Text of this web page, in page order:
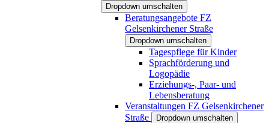
Dropdown umschalten
Beratungsangebote FZ
Gelsenkirchener Straße
Dropdown umschalten
Tagespflege für Kinder
Sprachförderung und
Logopädie
Erziehungs-, Paar- und
Lebensberatung
Veranstaltungen FZ Gelsenkirchener
Straße
Dropdown umschalten